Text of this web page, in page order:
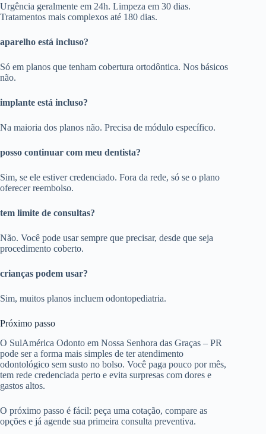
Urgência geralmente em 24h. Limpeza em 30 dias.
Tratamentos mais complexos até 180 dias.
aparelho está incluso?
Só em planos que tenham cobertura ortodôntica. Nos básicos
não.
implante está incluso?
Na maioria dos planos não. Precisa de módulo específico.
posso continuar com meu dentista?
Sim, se ele estiver credenciado. Fora da rede, só se o plano
oferecer reembolso.
tem limite de consultas?
Não. Você pode usar sempre que precisar, desde que seja
procedimento coberto.
crianças podem usar?
Sim, muitos planos incluem odontopediatria.
Próximo passo
O SulAmérica Odonto em Nossa Senhora das Graças – PR
pode ser a forma mais simples de ter atendimento
odontológico sem susto no bolso. Você paga pouco por mês,
tem rede credenciada perto e evita surpresas com dores e
gastos altos.
O próximo passo é fácil: peça uma cotação, compare as
opções e já agende sua primeira consulta preventiva.